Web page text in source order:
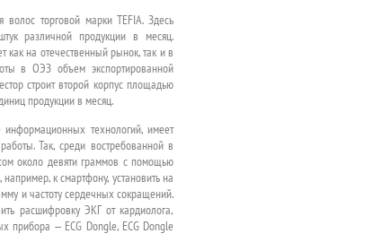
торговой марки TEFIA. Здесь
различной продукции в месяц.
как на отечественный рынок, так и в
в ОЭЗ объем экспортированной
строит второй корпус площадью
продукции в месяц.
технологий, имеет
Так, среди востребованной в
около девяти граммов с помощью
к смартфону, установить на
и частоту сердечных сокращений.
расшифровку ЭКГ от кардиолога,
прибора — ECG Dongle, ECG Dongle